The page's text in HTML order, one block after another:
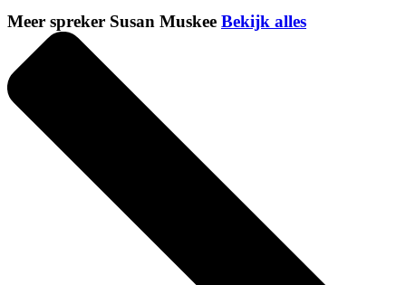
Meer spreker Susan Muskee Bekijk alles